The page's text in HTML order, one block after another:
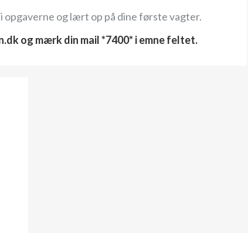
opgaverne og lært op på dine første vagter.
og mærk din mail *7400* i emne feltet.